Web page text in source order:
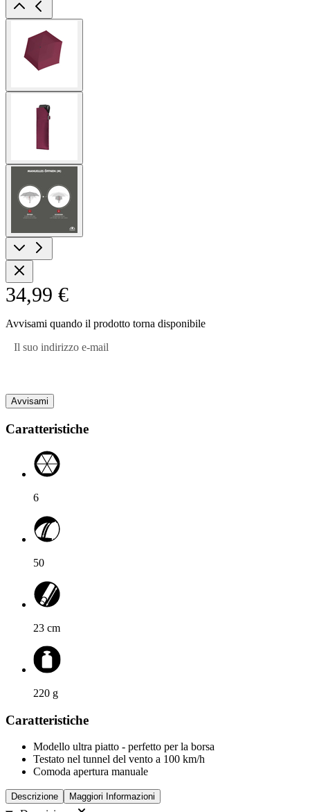
larger
image
View
image
34,99 €
Avvisami quando il prodotto torna disponibile
Il suo indirizzo e-mail
Avvisami
Caratteristiche
6
50
23 cm
220 g
Caratteristiche
Modello ultra piatto - perfetto per la borsa
Testato nel tunnel del vento a 100 km/h
Comoda apertura manuale
Descrizione Maggiori Informazioni